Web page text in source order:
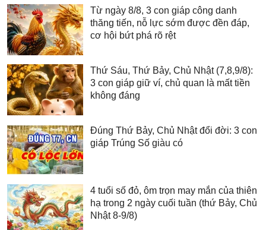
Từ ngày 8/8, 3 con giáp công danh
thăng tiến, nỗ lực sớm được đền đáp,
cơ hội bứt phá rõ rệt
Thứ Sáu, Thứ Bảy, Chủ Nhật (7,8,9/8):
3 con giáp giữ ví, chủ quan là mất tiền
không đáng
Đúng Thứ Bảy, Chủ Nhật đổi đời: 3 con
giáp Trúng Số giàu có
4 tuổi số đỏ, ôm trọn may mắn của thiên
hạ trong 2 ngày cuối tuần (thứ Bảy, Chủ
Nhật 8-9/8)